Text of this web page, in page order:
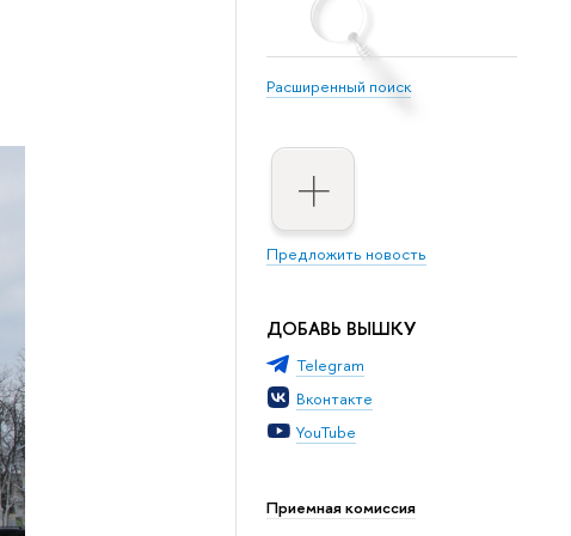
Расширенный поиск
Предложить новость
ДОБАВЬ ВЫШКУ
Telegram
Вконтакте
YouTube
Приемная комиссия